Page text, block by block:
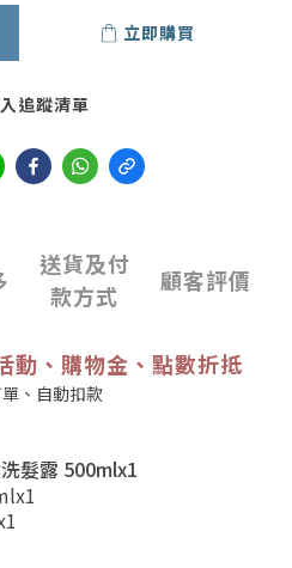
立即購買
追蹤清單
送貨及付
款方式
顧客評價
、購物金、點數折抵
、自動扣款
髮露 500mlx1
x1